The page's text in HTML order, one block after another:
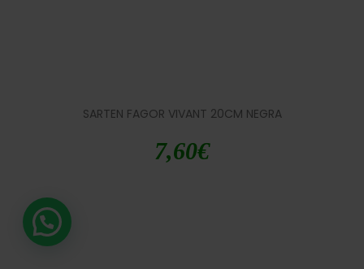
SARTEN FAGOR VIVANT 20CM NEGRA
7,60€